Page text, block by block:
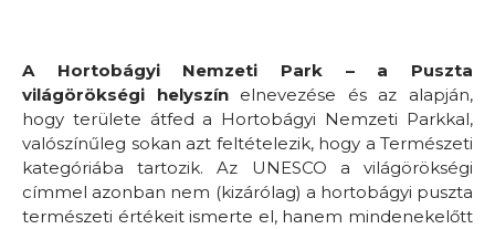
A Hortobágyi Nemzeti Park – a Puszta
világörökségi helyszínelnevezése és az alapján,
hogy területe átfed a Hortobágyi Nemzeti Parkkal,
valószínűleg sokan azt feltételezik, hogy a Természeti
kategóriába tartozik. Az UNESCO a világörökségi
címmel azonban nem (kizárólag) a hortobágyi puszta
természeti értékeit ismerte el, hanem mindenekelőtt